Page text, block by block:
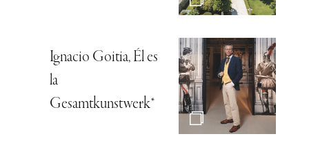
Ignacio Goitia, Él es
la
Gesamtkunstwerk*